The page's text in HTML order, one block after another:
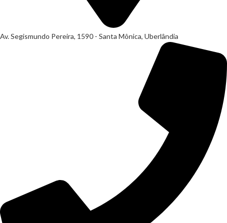
Av. Segismundo Pereira, 1590 - Santa Mônica, Uberlândia